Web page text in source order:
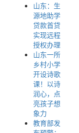
山东：生
源地助学
贷款首贷
实现远程
授权办理
山东一所
乡村小学
开设诗歌
课！以诗
润心，点
亮孩子想
象力
教育部发